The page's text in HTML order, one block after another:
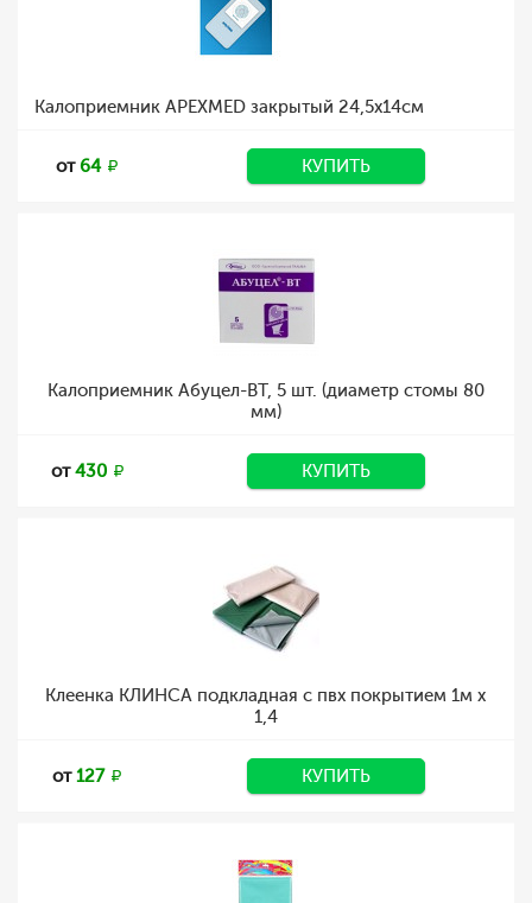
Калоприемник APEXMED закрытый 24,5х14см
от64 КУПИТЬ
Калоприемник Абуцел-ВТ, 5 шт. (диаметр стомы 80
мм)
от430 КУПИТЬ
Клеенка КЛИНСА подкладная с пвх покрытием 1м х
1,4
от127 КУПИТЬ